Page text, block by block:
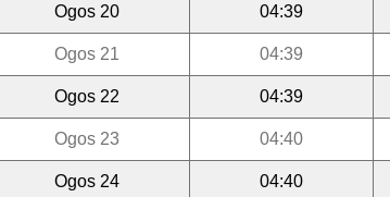
Ogos 20 04:39
Ogos 21 04:39
Ogos 22 04:39
Ogos 23 04:40
Ogos 24 04:40